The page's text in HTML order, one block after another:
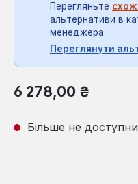
Перегляньте
альтернативи в
менеджера.
Переглянути
Звичайна ціна:
6 278,00 ₴
Більше не